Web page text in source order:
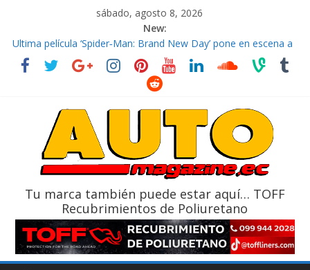
sábado, agosto 8, 2026
New:
El costo de tener un vehículo gana protagonismo a la hora de
decidir
Ultima película ‘Spider‑Man: Brand New Day’ pone en escena a
La Vuelta al Ecuador 2026, edición 47ª, recorre 7 provincias en 8
La FEDAK recibe 12 Sinotruk Bolden para cubrir las rutas de La
Tu marca también puede estar aquí… TOFF
Recubrimientos de Poliuretano